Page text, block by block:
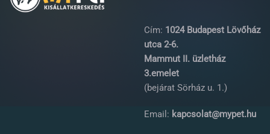
Cím: 1024 Budapest Lövőház
utca 2-6.
Mammut II. üzletház
3.emelet
(bejárat Sörház u. 1.)
Email: kapcsolat@mypet.hu